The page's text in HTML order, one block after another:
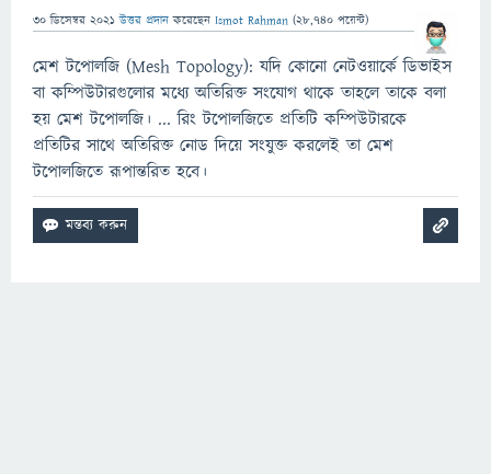
30 ডিসেম্বর 2021 উত্তর প্রদান করেছেন Ismot Rahman (28,740 পয়েন্ট)
মেশ টপোলজি (Mesh Topology): যদি কোনো নেটওয়ার্কে ডিভাইস
বা কম্পিউটারগুলোর মধ্যে অতিরিক্ত সংযোগ থাকে তাহলে তাকে বলা
হয় মেশ টপোলজি। ... রিং টপোলজিতে প্রতিটি কম্পিউটারকে
প্রতিটির সাথে অতিরিক্ত নোড দিয়ে সংযুক্ত করলেই তা মেশ
টপোলজিতে রূপান্তরিত হবে।